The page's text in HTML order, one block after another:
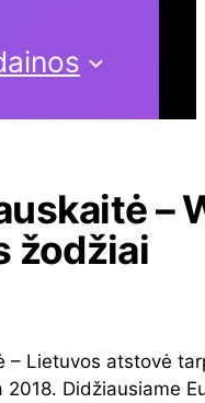
–
žodžiai
– Lietuvos atstovė
2018. Didžiausiame